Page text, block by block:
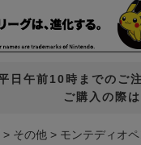
日午前10時までのご
ご購入の際
その他 モンテディオ